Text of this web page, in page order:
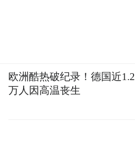
欧洲酷热破纪录！德国近1.2
万人因高温丧生